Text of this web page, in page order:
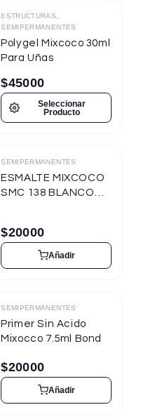
Destacado
ESTRUCTURAS,
SEMIPERMANENTES
Polygel Mixcoco 30ml
Para Uñas
$45000
Seleccionar
Producto
Destacado
SEMIPERMANENTES
ESMALTE MIXCOCO
SMC 138 BLANCO
$20000
Añadir
Destacado
SEMIPERMANENTES
Primer Sin Acido
Mixocco 7.5ml Bond
$20000
Añadir